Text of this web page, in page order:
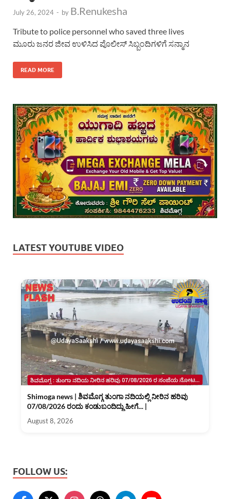
July 26, 2024 - by B.Renukesha
Tribute to police personnel who saved three lives
ಮೂರು ಜನರ ಜೀವ ಉಳಿಸಿದ ಪೊಲೀಸ್ ಸಿಬ್ಬಂದಿಗಳಿಗೆ ಸನ್ಮಾನ
READ MORE
LATEST YOUTUBE VIDEO
Shimoga news | ಶಿವಮೊಗ್ಗ ತುಂಗಾ ನದಿಯಲ್ಲಿ ನೀರಿನ ಹರಿವು
07/08/2026 ರಂದು ಕಂಡುಬಂದಿದ್ದು ಹೀಗೆ... |
August 8, 2026
FOLLOW US: